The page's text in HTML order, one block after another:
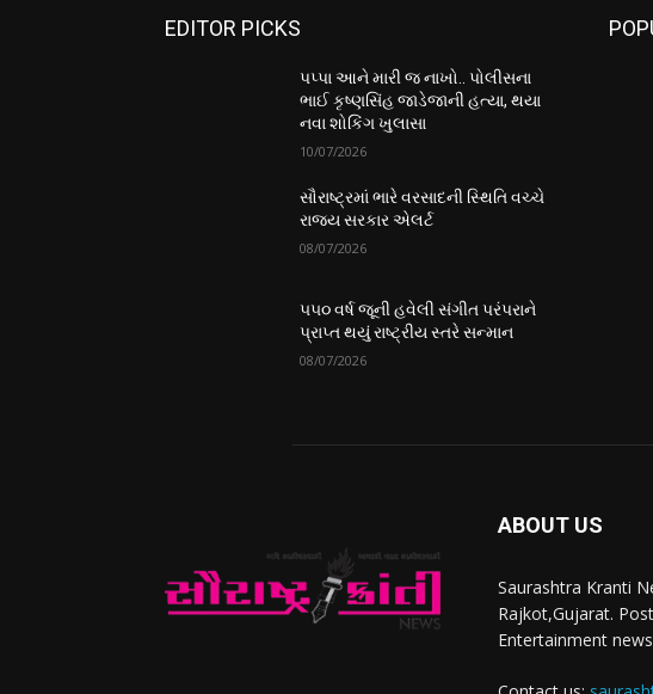
EDITOR PICKS
પપ્પા આને મારી જ નાખો.. પોલીસના
ભાઈ કૃષ્ણસિંહ જાડેજાની હત્યા, થયા
નવા શોકિંગ ખુલાસા
10/07/2026
સૌરાષ્ટ્રમાં ભારે વરસાદની સ્થિતિ વચ્ચે
રાજ્ય સરકાર એલર્ટ
08/07/2026
૫૫૦ વર્ષ જૂની હવેલી સંગીત પરંપરાને
પ્રાપ્ત થયું રાષ્ટ્રીય સ્તરે સન્માન
08/07/2026
ABOUT US
Saurashtra Kranti
Rajkot,Gujarat.
Entertainment